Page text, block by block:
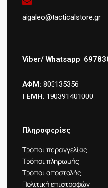
aigaleo@tacticalstore.gr
Viber/ Whatsapp:
ΑΦΜ: 803135356
ΓΕΜΗ: 190391401000
Πληροφορίες
Τρόποι παραγγελίας
Τρόποι πληρωμής
Τρόποι αποστολής
Πολιτική επιστροφών